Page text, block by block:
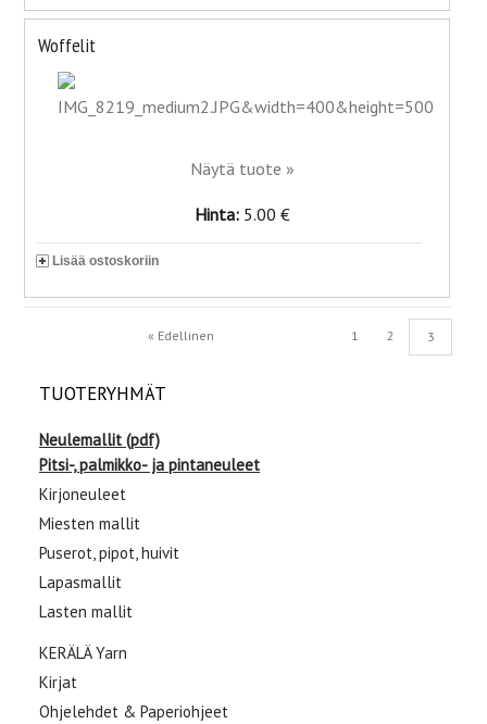
Woffelit
Näytä tuote »
Hinta: 5.00 €
Lisää ostoskoriin
« Edellinen 1 2 3
TUOTERYHMÄT
Neulemallit (pdf)
Pitsi-, palmikko- ja pintaneuleet
Kirjoneuleet
Miesten mallit
Puserot, pipot, huivit
Lapasmallit
Lasten mallit
KERÄLÄ Yarn
Kirjat
Ohjelehdet & Paperiohjeet